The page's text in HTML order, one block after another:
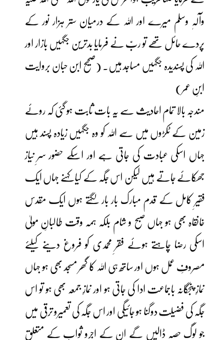
وآلہٖ وسلم میرے اور اللہ کے درمیان ستر ہزار نور کے
پردے حائل تھے تو ربّ نے فرمایا بدترین جگہیں بازار اور
اللہ کی پسندیدہ جگہیں مساجد ہیں۔ (صحیح ابن حبان بروایت
ابنِ عمر)
مندجہ بالا تمام احادیث سے یہ بات ثابت ہو گئی کہ روئے
زمین کے ٹکڑوں میں سے اللہ کو وہ جگہیں زیادہ پسند ہیں
جہاں اسکی عبادت کی جاتی ہے اور اسکے حضور سرِ نیاز
جھکائے جاتے ہیں لیکن اس جگہ کے کیا کہنے جہاں ایک
فقیرِ کامل کے قدم مبارک بار بار لگتے ہوں ایک مقدس
خانقاہ بھی ہو جہاں صبح و شام بلکہ ہمہ وقت طالبانِ مولیٰ
اسکی رضا چاہتے ہوئے فقرِ محمدی کو فروغ دینے کیلئے
مصروفِ عمل ہوں اور ساتھ ہی اللہ کا گھر مسجد بھی ہو جہاں
نمازِ پنجگانہ باجماعت ادا کی جاتی ہو اور نمازِ جمعہ بھی ہو تو اس
جگہ کی فضیلت دوگنا ہو جائیگی اور اس جگہ کی تعمیرو ترقی میں
جو لوگ حصہ ڈالیں گے ان کے اجرو ثواب کے متعلق